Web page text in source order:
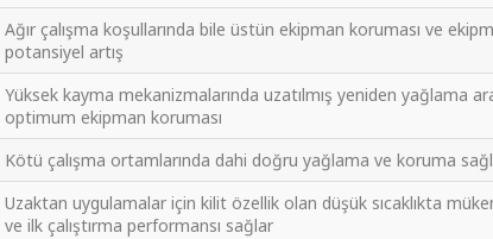
Ağır çalışma koşullarında bile üstün ekipman koruması ve
potansiyel artış
Yüksek kayma mekanizmalarında uzatılmış yeniden yağlama
optimum ekipman koruması
Kötü çalışma ortamlarında dahi doğru yağlama ve koruma
Uzaktan uygulamalar için kilit özellik olan düşük sıcaklıkta
ve ilk çalıştırma performansı sağlar